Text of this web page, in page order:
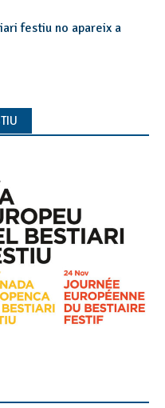
festiu no apareix a